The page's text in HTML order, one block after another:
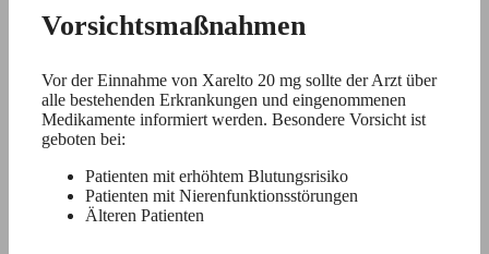
Vorsichtsmaßnahmen
Vor der Einnahme von Xarelto 20 mg sollte der Arzt über
alle bestehenden Erkrankungen und eingenommenen
Medikamente informiert werden. Besondere Vorsicht ist
geboten bei:
Patienten mit erhöhtem Blutungsrisiko
Patienten mit Nierenfunktionsstörungen
Älteren Patienten